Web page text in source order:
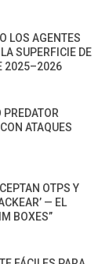
LOS AGENTES
SUPERFICIE DE
2025–2026
ATAQUES
OTPS Y
— EL
BOXES”